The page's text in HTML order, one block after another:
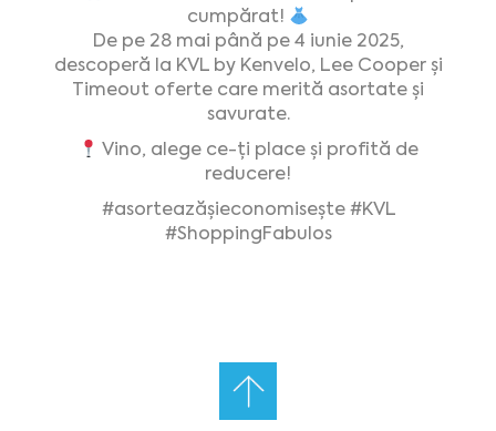
cumpărat!
De pe 28 mai până pe 4 iunie 2025,
descoperă la KVL by Kenvelo, Lee Cooper și
Timeout oferte care merită asortate și
savurate.
Vino, alege ce-ți place și profită de
reducere!
#asorteazășieconomisește #KVL
#ShoppingFabulos